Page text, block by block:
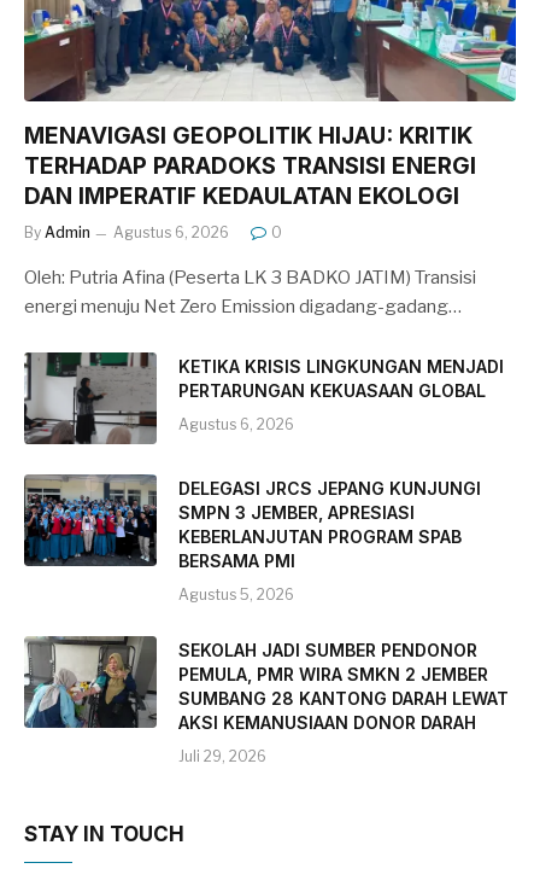
MENAVIGASI GEOPOLITIK HIJAU: KRITIK
TERHADAP PARADOKS TRANSISI ENERGI
DAN IMPERATIF KEDAULATAN EKOLOGI
By Admin Agustus 6, 2026 0
Oleh: Putria Afina (Peserta LK 3 BADKO JATIM) Transisi
energi menuju Net Zero Emission digadang-gadang…
KETIKA KRISIS LINGKUNGAN MENJADI
PERTARUNGAN KEKUASAAN GLOBAL
Agustus 6, 2026
DELEGASI JRCS JEPANG KUNJUNGI
SMPN 3 JEMBER, APRESIASI
KEBERLANJUTAN PROGRAM SPAB
BERSAMA PMI
Agustus 5, 2026
SEKOLAH JADI SUMBER PENDONOR
PEMULA, PMR WIRA SMKN 2 JEMBER
SUMBANG 28 KANTONG DARAH LEWAT
AKSI KEMANUSIAAN DONOR DARAH
Juli 29, 2026
STAY IN TOUCH